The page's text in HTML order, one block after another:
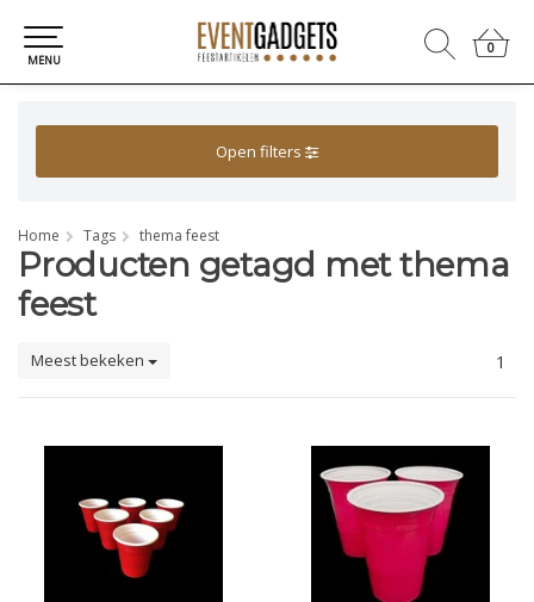
0
0
MENU
Open filters
Home Tags thema feest
Producten getagd met thema
feest
Meest bekeken 1